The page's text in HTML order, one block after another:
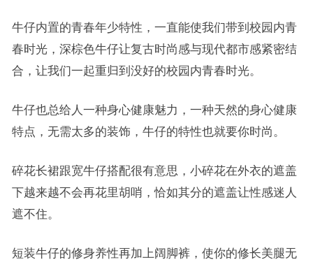
牛仔内置的青春年少特性，一直能使我们带到校园内青
春时光，深棕色牛仔让复古时尚感与现代都市感紧密结
合，让我们一起重归到没好的校园内青春时光。
牛仔也总给人一种身心健康魅力，一种天然的身心健康
特点，无需太多的装饰，牛仔的特性也就要你时尚。
碎花长裙跟宽牛仔搭配很有意思，小碎花在外衣的遮盖
下越来越不会再花里胡哨，恰如其分的遮盖让性感迷人
遮不住。
短装牛仔的修身养性再加上阔脚裤，使你的修长美腿无